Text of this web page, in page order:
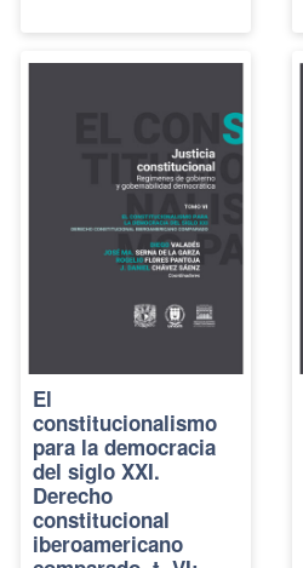
El
constitucionalismo
para la democracia
del siglo XXI.
Derecho
constitucional
iberoamericano